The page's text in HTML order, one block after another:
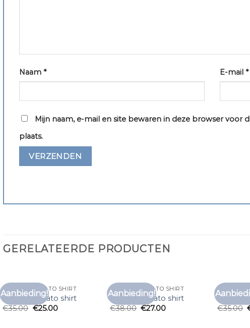
Naam * E-mail*
Mijn naam, e-mail en site bewaren in deze browser voor
plaats.
GERELATEERDE PRODUCTEN
Aanbieding!
Toevoegen
aan
ANTONY MORATO SHIRT
antony morato shirt
€35.00 €25.00
Aanbieding!
Toevoegen
aan
ANTONY MORATO SHIRT
antony morato shirt
€38.00 €27.00
ANTONY
antony
€35.00